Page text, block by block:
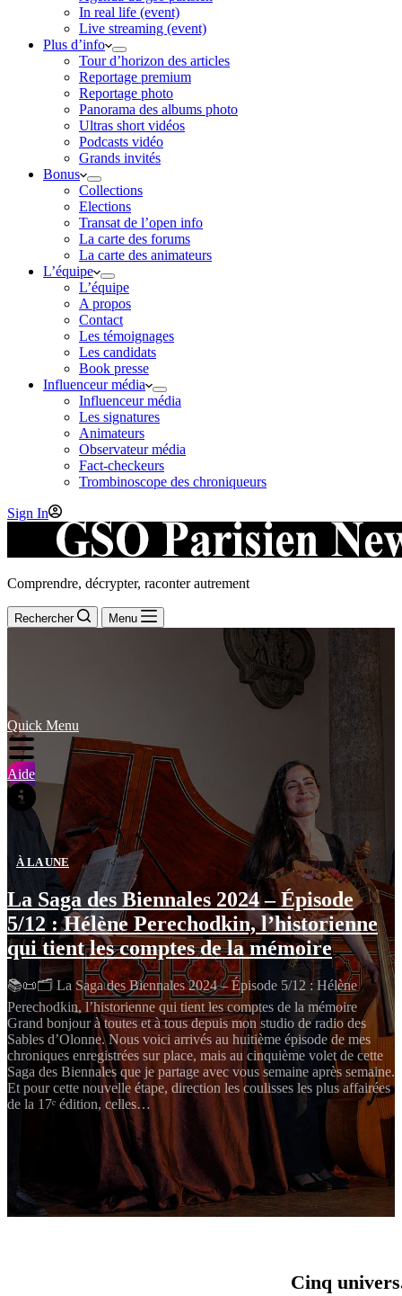
In real life (event)
Live streaming (event)
Plus d’info
Tour d’horizon des articles
Reportage premium
Reportage photo
Panorama des albums photo
Ultras short vidéos
Podcasts vidéo
Grands invités
Bonus
Collections
Elections
Transat de l’open info
La carte des forums
La carte des animateurs
L’équipe
L’équipe
A propos
Contact
Les témoignages
Les candidats
Book presse
Influenceur média
Influenceur média
Les signatures
Animateurs
Observateur média
Fact-checkeurs
Trombinoscope des chroniqueurs
Sign In
Comprendre, décrypter, raconter autrement
Rechercher Menu
Quick Menu
Aide
À LA UNE
La Saga des Biennales 2024 – Épisode
5/12 : Hélène Perechodkin, l’historienne
qui tient les comptes de la mémoire
📚📜🗂️ La Saga des Biennales 2024 – Épisode 5/12 : Hélène
Perechodkin, l’historienne qui tient les comptes de la mémoire
Grand bonjour à toutes et à tous depuis mon studio de radio des
Sables d’Olonne. Nous voici arrivés au huitième épisode de mes
chroniques enregistrées sur place, mais au cinquième volet de cette
Saga des Biennales que je partage avec vous semaine après semaine.
Et pour cette nouvelle étape, direction les coulisses les plus affairées
de la 17ᵉ édition, celles…
Cinq